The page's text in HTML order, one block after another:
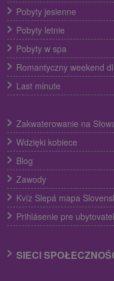
Pobyty jesienne
Pobyty letnie
Pobyty w spa
Romantyczny weekend
Last minute
Zakwaterowanie na
Wdzięki kobiece
Blog
Zawody
Kvíz Slepá mapa
Prihlásenie pre
SIECI